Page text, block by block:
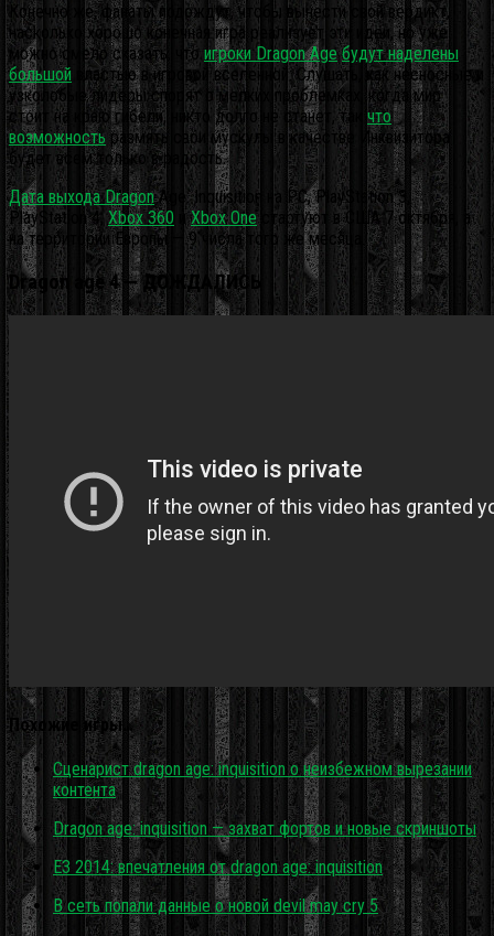
Конечно же, фанаты подождут, чтобы вынести свой вердикт,
насколько хорошо конечная игра реализует эти идеи, но уже
можно смело сказать, что игроки Dragon Age будут наделены
большой властью в игровой вселенной. Слушать, как несносные и
узколобые лидеры спорят о мелких проблемках, когда мир
стоит на краю гибели, никто долго не станет, так что
возможность размять свои мускулы в качестве Инквизитора
будет всем только в радость.
Дата выхода DragonAge: Inquisition на PC, PlayStation 3,
PlayStation 4, Xbox 360 иXbox Oneстартуют в США 7 октября, а
на территории Европы — 9 числа того же месяца.
Dragon age 4 — ДОЖДАЛИСЬ
Похожие игры…
Сценарист dragon age: inquisition о неизбежном вырезании
контента
Dragon age: inquisition — захват фортов и новые скриншоты
E3 2014: впечатления от dragon age: inquisition
В сеть попали данные о новой devil may cry 5